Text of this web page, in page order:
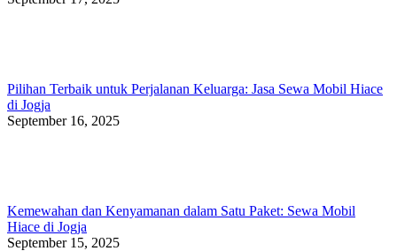
Pilihan Terbaik untuk Perjalanan Keluarga: Jasa Sewa Mobil Hiace
di Jogja
September 16, 2025
Kemewahan dan Kenyamanan dalam Satu Paket: Sewa Mobil
Hiace di Jogja
September 15, 2025